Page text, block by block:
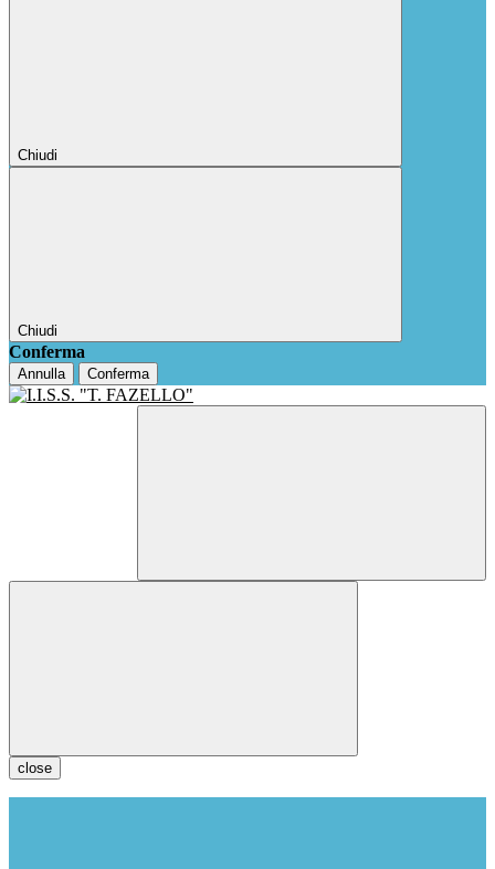
Chiudi
Chiudi
Conferma
Annulla Conferma
close